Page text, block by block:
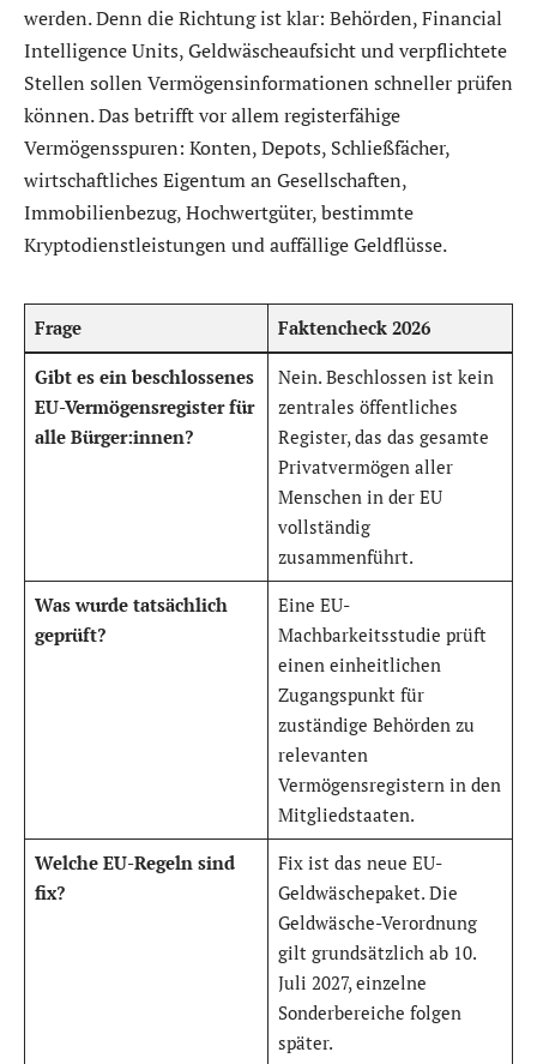
werden. Denn die Richtung ist klar: Behörden, Financial
Intelligence Units, Geldwäscheaufsicht und verpflichtete
Stellen sollen Vermögensinformationen schneller prüfen
können. Das betrifft vor allem registerfähige
Vermögensspuren: Konten, Depots, Schließfächer,
wirtschaftliches Eigentum an Gesellschaften,
Immobilienbezug, Hochwertgüter, bestimmte
Kryptodienstleistungen und auffällige Geldflüsse.
Frage Faktencheck 2026
Gibt es ein beschlossenes
EU-Vermögensregister für
alle Bürger:innen?
Nein. Beschlossen ist kein
zentrales öffentliches
Register, das das gesamte
Privatvermögen aller
Menschen in der EU
vollständig
zusammenführt.
Was wurde tatsächlich
geprüft?
Eine EU-
Machbarkeitsstudie prüft
einen einheitlichen
Zugangspunkt für
zuständige Behörden zu
relevanten
Vermögensregistern in den
Mitgliedstaaten.
Welche EU-Regeln sind
fix?
Fix ist das neue EU-
Geldwäschepaket. Die
Geldwäsche-Verordnung
gilt grundsätzlich ab 10.
Juli 2027, einzelne
Sonderbereiche folgen
später.